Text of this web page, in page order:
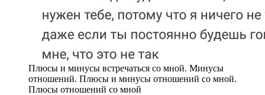
Плюсы и минусы встречаться со мной. Минусы
отношений. Плюсы и минусы отношений со мной.
Плюсы отношений со мной